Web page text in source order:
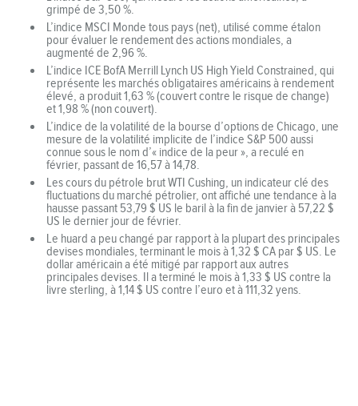
grimpé de 3,50 %.
L’indice MSCI Monde tous pays (net), utilisé comme étalon
pour évaluer le rendement des actions mondiales, a
augmenté de 2,96 %.
L’indice ICE BofA Merrill Lynch US High Yield Constrained, qui
représente les marchés obligataires américains à rendement
élevé, a produit 1,63 % (couvert contre le risque de change)
et 1,98 % (non couvert).
L’indice de la volatilité de la bourse d’options de Chicago, une
mesure de la volatilité implicite de l’indice S&P 500 aussi
connue sous le nom d’« indice de la peur », a reculé en
février, passant de 16,57 à 14,78.
Les cours du pétrole brut WTI Cushing, un indicateur clé des
fluctuations du marché pétrolier, ont affiché une tendance à la
hausse passant 53,79 $ US le baril à la fin de janvier à 57,22 $
US le dernier jour de février.
Le huard a peu changé par rapport à la plupart des principales
devises mondiales, terminant le mois à 1,32 $ CA par $ US. Le
dollar américain a été mitigé par rapport aux autres
principales devises. Il a terminé le mois à 1,33 $ US contre la
livre sterling, à 1,14 $ US contre l’euro et à 111,32 yens.